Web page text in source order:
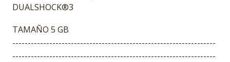
DUALSHOCK®3
TAMAÑO 5 GB
------------------------------------------------------------------
------------------------------------------------------------------